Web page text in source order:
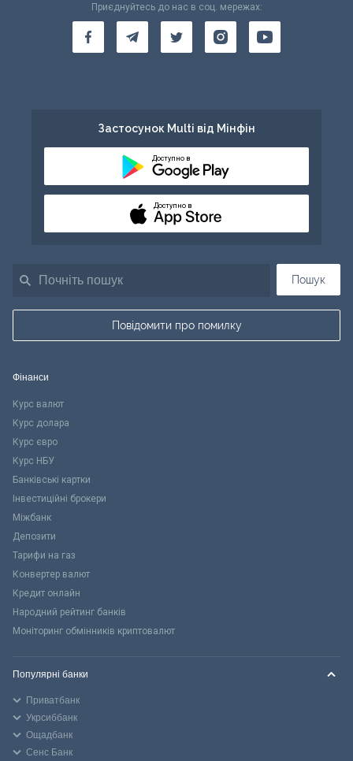
Пошук
Повідомити про помилку
Приєднуйтесь до нас в соц. мережах:
Застосунок Multi від Мінфін
Доступно в
Доступно в
Фінанси
Курс валют
Курс долара
Курс євро
Курс НБУ
Банківські картки
Інвестиційні брокери
Міжбанк
Депозити
Тарифи на газ
Конвертер валют
Кредит онлайн
Народний рейтинг банків
Моніторинг обмінників криптовалют
Популярні банки
Приватбанк
Укрсиббанк
Ощадбанк
Сенс Банк